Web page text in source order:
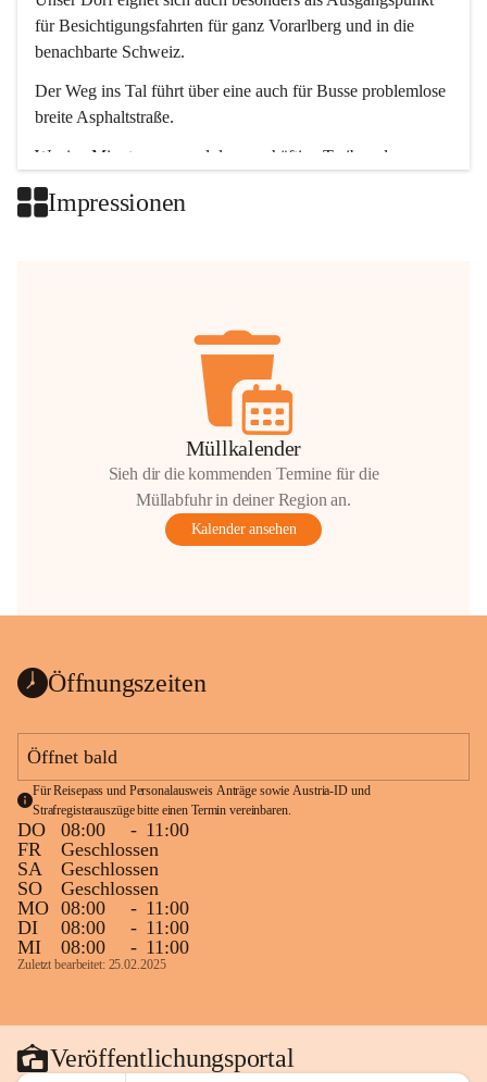
für Besichtigungsfahrten für ganz Vorarlberg und in die
benachbarte Schweiz.
Der Weg ins Tal führt über eine auch für Busse problemlose
breite Asphaltstraße.
Wenige Minuten nur, und das geschäftige Treiben der
Impressionen
Müllkalender
Sieh dir die kommenden Termine für die
Müllabfuhr in deiner Region an.
Kalender ansehen
Öffnungszeiten
Öffnet bald
Für Reisepass und Personalausweis Anträge sowie Austria-ID und
Strafregisterauszüge bitte einen Termin vereinbaren.
DO 08:00 - 11:00
FR
Geschlossen
SA
Geschlossen
SO
Geschlossen
MO 08:00 - 11:00
DI
08:00 - 11:00
MI
08:00 - 11:00
Zuletzt bearbeitet: 25.02.2025
Veröffentlichungsportal